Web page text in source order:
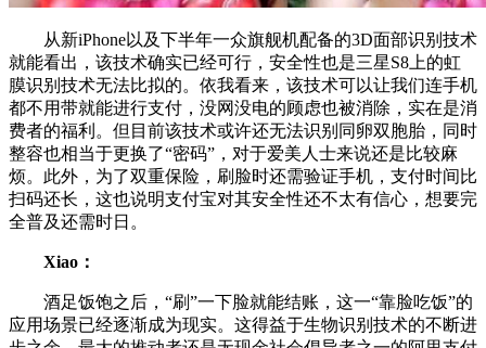
从新iPhone以及下半年一众旗舰机配备的3D面部识别技术
就能看出，该技术确实已经可行，安全性也是三星S8上的虹
膜识别技术无法比拟的。依我看来，该技术可以让我们连手机
都不用带就能进行支付，没网没电的顾虑也被消除，实在是消
费者的福利。但目前该技术或许还无法识别同卵双胞胎，同时
整容也相当于更换了“密码”，对于爱美人士来说还是比较麻
烦。此外，为了双重保险，刷脸时还需验证手机，支付时间比
扫码还长，这也说明支付宝对其安全性还不太有信心，想要完
全普及还需时日。
Xiao：
酒足饭饱之后，“刷”一下脸就能结账，这一“靠脸吃饭”的
应用场景已经逐渐成为现实。这得益于生物识别技术的不断进